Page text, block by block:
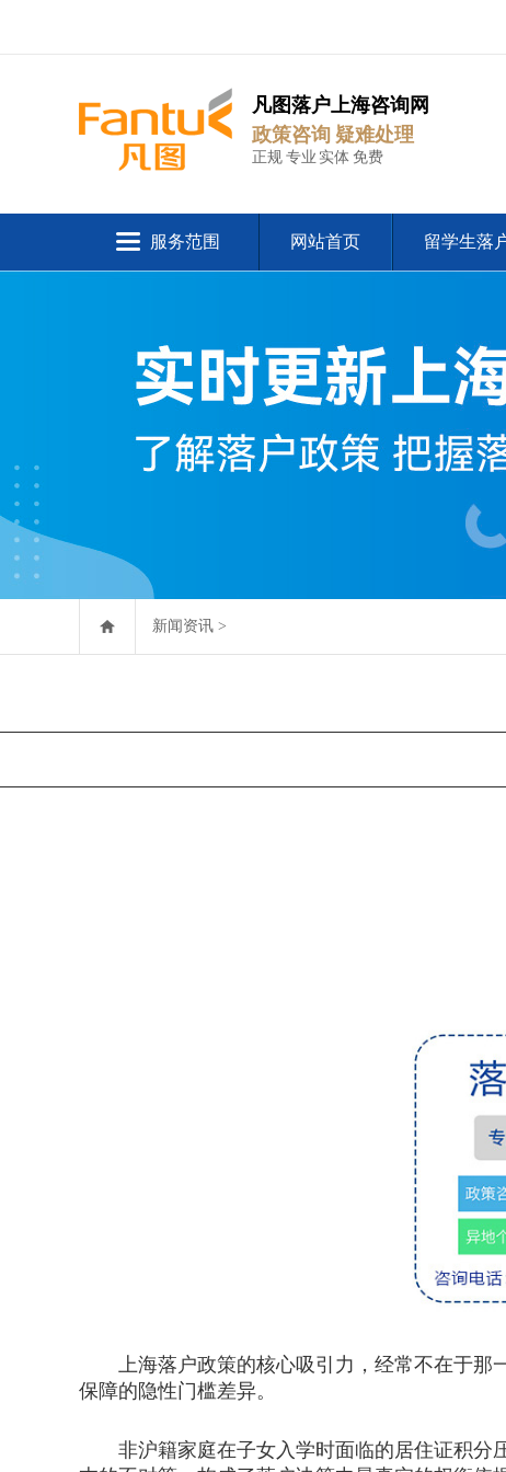
凡图落户上海咨询网
政策咨询 疑难处理
正规 专业 实体 免费
服务范围 网站首页 留学生落
新闻资讯 >
上海落户政策的核心吸引力，经常不在于那
保障的隐性门槛差异。
非沪籍家庭在子女入学时面临的居住证积分